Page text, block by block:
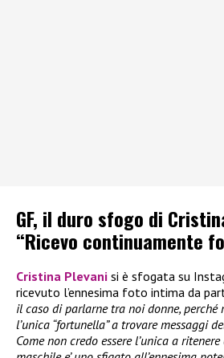
GF, il duro sfogo di
“Ricevo continuamente
Cristina Plevani si è sfogata su
ricevuto l’ennesima foto intima da
il caso di parlarne tra noi donne, perché
l’unica “fortunella” a trovare messaggi
Come non credo essere l’unica a